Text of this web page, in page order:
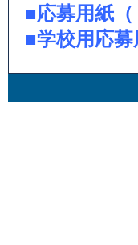
■応募用紙（
■学校用応募